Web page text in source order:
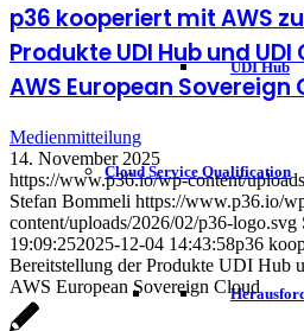
UDI Hub
Cloud Service Qualification
p36 kooperiert mit AWS
Produkte UDI Hub und
AWS European Sovereign
Medienmitteilung
14. November 2025
https://www.p36.io/wp-content/
Stefan Bommeli https://www.p36.io/
content/uploads/2026/02/p36-logo.svg
19:09:252025-12-04 14:43:58p36
Bereitstellung der Produkte UDI Hub
AWS European Sovereign Cloud